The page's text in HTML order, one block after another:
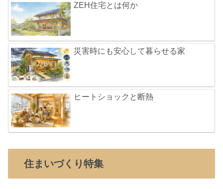
ZEH住宅とは何か
災害時にも安心して暮らせる家
ヒートショックと断熱
住まいづくり特集